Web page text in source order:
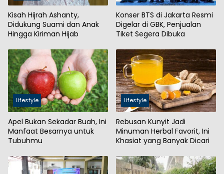
Kisah Hijrah Ashanty,
Didukung Suami dan Anak
Hingga Kiriman Hijab
Konser BTS di Jakarta Resmi
Digelar di GBK, Penjualan
Tiket Segera Dibuka
Lifestyle
Apel Bukan Sekadar Buah, Ini
Manfaat Besarnya untuk
Tubuhmu
Lifestyle
Rebusan Kunyit Jadi
Minuman Herbal Favorit, Ini
Khasiat yang Banyak Dicari